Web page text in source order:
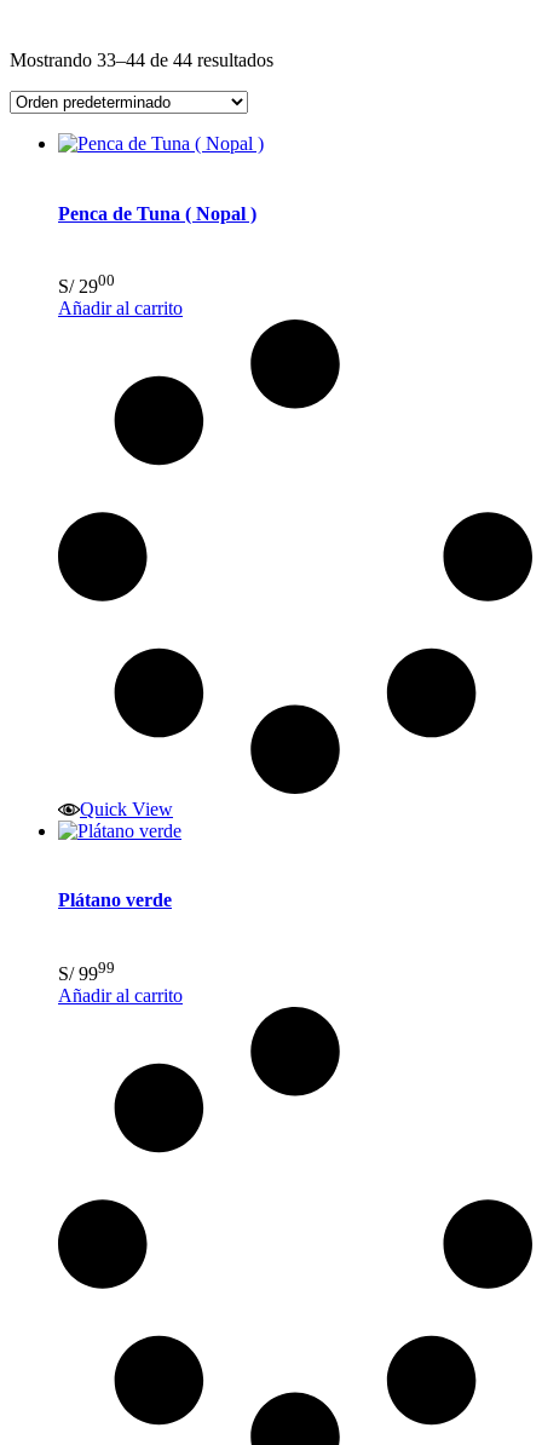
Mostrando 33–44 de 44 resultados
Penca de Tuna ( Nopal )
S/2900
Añadir al carrito
Quick View
Plátano verde
S/9999
Añadir al carrito